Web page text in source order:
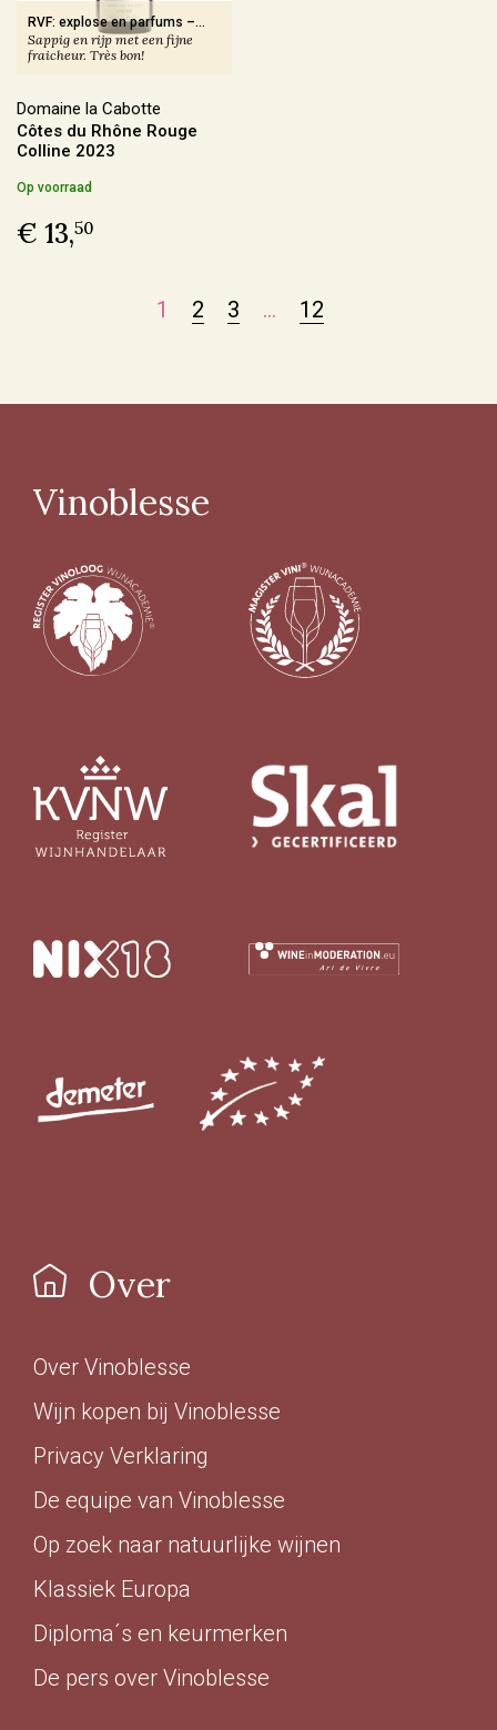
Ja(51)
Sulfiet
Sulfiet minimaal
Alcohol Percentage
< 12,6%(37)
Biologisch certifcaat
Ja(124)
Vin Nature
Ja(71)
RVF: explose en parfums –
réglisse, fruits noirs macérés
Sappig en rijp met een fijne
fraicheur. Très bon!
Domaine la Cabotte
Côtes du Rhône Rouge
Colline 2023
Op voorraad
€ 13,50
1 2 3 … 12
Vinoblesse
Over
Over Vinoblesse
Wijn kopen bij Vinoblesse
Privacy Verklaring
De equipe van Vinoblesse
Op zoek naar natuurlijke wijnen
Klassiek Europa
Diploma´s en keurmerken
De pers over Vinoblesse